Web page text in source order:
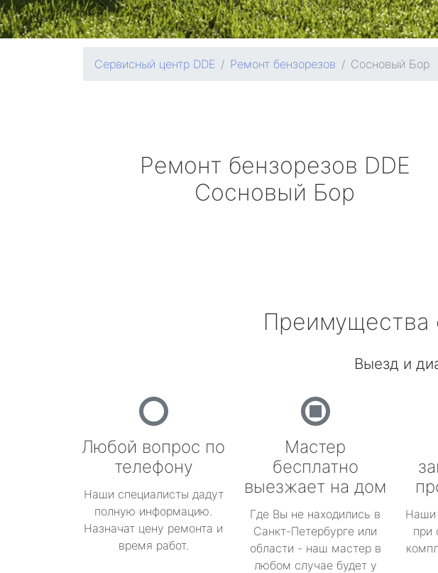
Сервисный центр DDE Ремонт бензорезов Сосновый Бор
Ремонт бензорезов DDE
Сосновый Бор
Преимущества
Выезд и
Любой вопрос по
телефону
Наши специалисты дадут
полную информацию.
Назначат цену ремонта и
время работ.
Мастер
бесплатно
выезжает на дом
Где Вы не находились в
Санкт-Петербурге или
области - наш мастер в
любом случае будет у
Наши
при